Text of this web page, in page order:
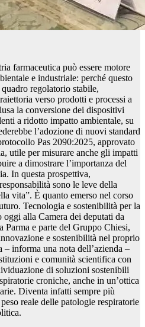
farmaceutica può essere motore
e industriale: perché questo
regolatorio stabile,
verso prodotti e processi a
la conversione dei dispositivi
a ridotto impatto ambientale, su
l’adozione di nuovi standard
Pas 2090:2025, approvato
utile per misurare anche gli impatti
a dimostrare l’importanza del
In questa prospettiva,
sono le leve della
vita”. È quanto emerso nel corso
Tecnologia e sostenibilità per la
oggi alla Camera dei deputati da
Parma e parte del Gruppo Chiesi,
e sostenibilità nel proprio
informa una nota dell’azienda –
e comunità scientifica con
di soluzioni sostenibili
croniche, anche in un’ottica
Diventa infatti sempre più
reale delle patologie respiratorie